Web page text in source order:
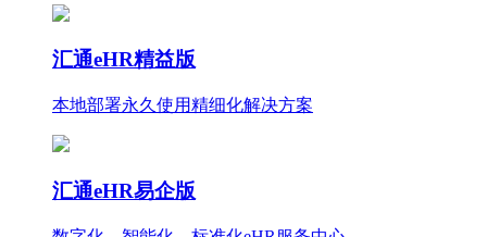
汇通eHR精益版
本地部署永久使用精细化解决方案
汇通eHR易企版